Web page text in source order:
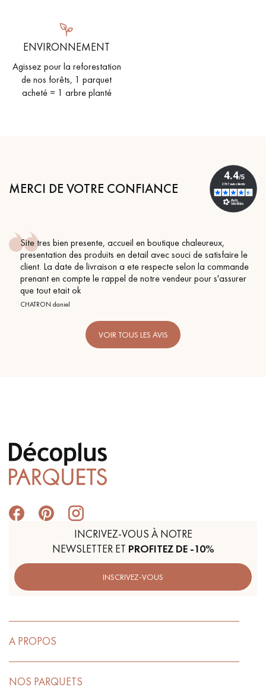
ENVIRONNEMENT
Agissez pour la reforestation
de nos forêts, 1 parquet
acheté = 1 arbre planté
MERCI DE VOTRE CONFIANCE
Site tres bien presente, accueil en boutique chaleureux,
presentation des produits en detail avec souci de satisfaire le
client. La date de livraison a ete respecte selon la commande
prenant en compte le rappel de notre vendeur pour s'assurer
que tout etait ok
CHATRON daniel
VOIR TOUS LES AVIS
INCRIVEZ-VOUS À NOTRE
NEWSLETTER ET PROFITEZ DE -10%
INSCRIVEZ-VOUS
A PROPOS
NOS PARQUETS